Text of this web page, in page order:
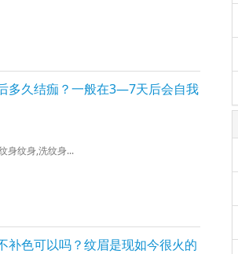
多久结痂？一般在3—7天后会自我
身纹身,洗纹身...
补色可以吗？纹眉是现如今很火的